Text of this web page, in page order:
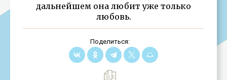
дальнейшем она любит уже только
любовь.
Поделиться: